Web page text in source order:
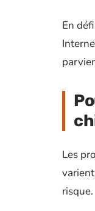
En
Les
risque.